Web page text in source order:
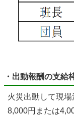
・出動報酬の支給
火災出動して現
8,000円または